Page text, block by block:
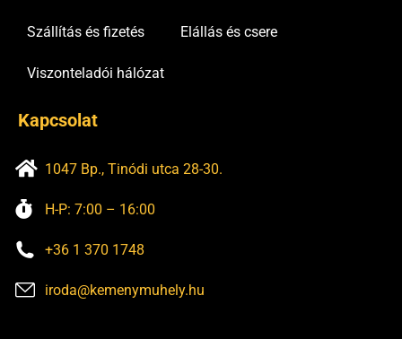
Szállítás és fizetés Elállás és csere
Viszonteladói hálózat
Kapcsolat
1047 Bp., Tinódi utca 28-30.
H-P: 7:00 – 16:00
+36 1 370 1748
iroda@kemenymuhely.hu